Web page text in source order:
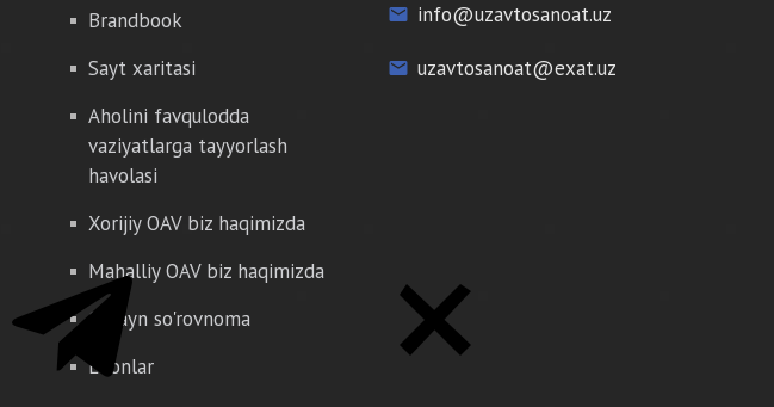
Brandbook
Sayt xaritasi
Aholini favqulodda
vaziyatlarga tayyorlash
havolasi
Xorijiy OAV biz haqimizda
Mahalliy OAV biz haqimizda
Onlayn so'rovnoma
E'lonlar
email info@uzavtosanoat.uz
email uzavtosanoat@exat.uz